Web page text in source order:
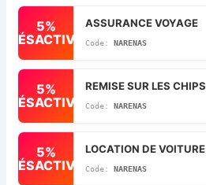
5%
DÉSACTIVÉ
ASSURANCE VOYAGE
NARENAS
5%
DÉSACTIVÉ
REMISE SUR LES CHIPS
NARENAS
5%
DÉSACTIVÉ
LOCATION DE VOITURE
NARENAS